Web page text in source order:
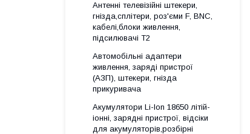
Антенні телевізійні штекери,
гнізда,сплітери, роз'єми F, BNC,
кабелі,блоки живлення,
підсилювачі Т2
Автомобільні адаптери
живлення, заряді пристрої
(АЗП), штекери, гнізда
прикуривача
Акумулятори Li-Ion 18650 літій-
іонні, зарядні пристрої, відсіки
для акумуляторів,розбірні